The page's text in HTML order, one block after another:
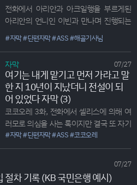
전화에서 아리안과 아크일행을 부르게된
아리안의 언니인 이빈과 만나며 진행되는
이야기. 해골기사님 특유의 잔잔하면서 이
세계 여행하는 듯한 느낌으로 이야기가 이
씬도 나오고 이빈이란 캐릭터도 꽤나 시스
콤느낌으로 아리안에게 달라붙다보니까
흐뭇한 장면이 많이나온다. 역...
#자막#단편자막#ASS#해골기사님
자막 07/27
여기는 내게 맡기고 먼저 가라고 말
한 지 10년이 지났더니 전설이 되
어 있었다 자막 (3)
코코오레 3화, 전화에서 셀리스에 의해 여
러모로 의심을 사는 록이지만 결국 또 자기
실제 신분을 까면서 어떻게든 진정시킨다.
이거 진짜 숨길 의지 1도 없어...
#자막#단편자막#ASS#코코오레
07/27
절차 기록 (KB 국민은행 예시)